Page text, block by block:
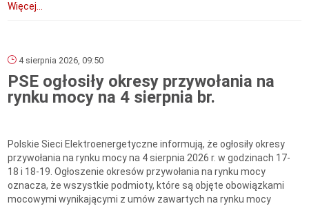
Więcej...
4 sierpnia 2026, 09:50
PSE ogłosiły okresy przywołania na
rynku mocy na 4 sierpnia br.
Polskie Sieci Elektroenergetyczne informują, że ogłosiły okresy
przywołania na rynku mocy na 4 sierpnia 2026 r. w godzinach 17-
18 i 18-19. Ogłoszenie okresów przywołania na rynku mocy
oznacza, że wszystkie podmioty, które są objęte obowiązkami
mocowymi wynikającymi z umów zawartych na rynku mocy